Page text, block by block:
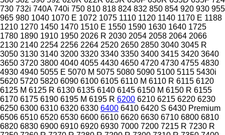
730 732i 740A 740i 750 810 818 824 832 850 854 920 930 955
965 980 1040 1070 E 1072 1075 1110 1120 1140 1170 E 1188
1210 1270 1450 1470 1510 E 1550 1590 1630 1640 1725
1780 1890 1910 1950 2026 R 2030 2054 2058 2064 2066
2130 2140 2254 2256 2264 2520 2650 2850 3040 3045 R
3050 3130 3140 3200 3320 3340 3350 3400 3415 3420 3640
3650 3720 3800 4040 4055 4430 4650 4720 4730 4755 4830
4930 4940 5055 E 5070 M 5075 5080 5090 5100 5115 5430i
5620 5720 5820 6090 6100 6105 6110 M 6110 R 6115 6120
6125 M 6125 R 6130 6135 6140 6145 6150 M 6150 R 6155
6170 6175 6190 6195 M 6195 R 6200 6210 6215 6220 6230
6250 6300 6310 6320 6330 6400 6410 6420 S 6430 Premium
6506 6510 6520 6530 6600 6610 6620 6630 6710 6800 6810
6820 6830 6900 6910 6920 6930 7000 7200 7215 R 7230 R